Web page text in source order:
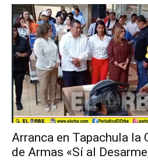
Arranca en Tapachula la
de Armas «Sí al